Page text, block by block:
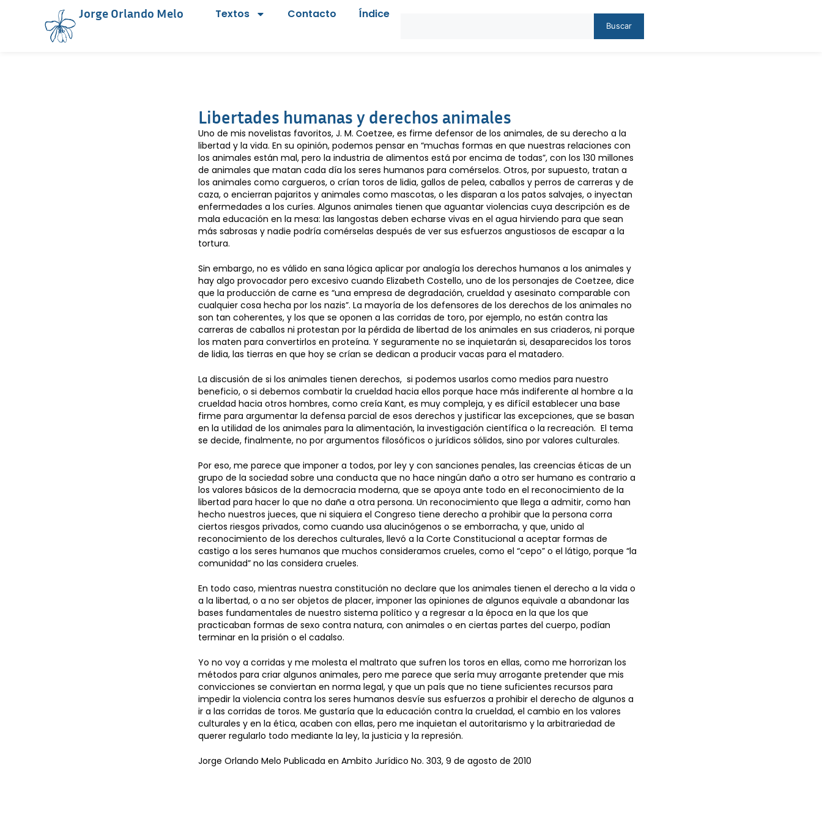
Jorge Orlando Melo Textos Contacto Índice
Buscar
Libertades humanas y derechos animales
Uno de mis novelistas favoritos, J. M. Coetzee, es firme defensor de los animales, de su derecho a la
libertad y la vida. En su opinión, podemos pensar en “muchas formas en que nuestras relaciones con
los animales están mal, pero la industria de alimentos está por encima de todas”, con los 130 millones
de animales que matan cada día los seres humanos para comérselos. Otros, por supuesto, tratan a
los animales como cargueros, o crían toros de lidia, gallos de pelea, caballos y perros de carreras y de
caza, o encierran pajaritos y animales como mascotas, o les disparan a los patos salvajes, o inyectan
enfermedades a los curíes. Algunos animales tienen que aguantar violencias cuya descripción es de
mala educación en la mesa: las langostas deben echarse vivas en el agua hirviendo para que sean
más sabrosas y nadie podría comérselas después de ver sus esfuerzos angustiosos de escapar a la
tortura.
Sin embargo, no es válido en sana lógica aplicar por analogía los derechos humanos a los animales y
hay algo provocador pero excesivo cuando Elizabeth Costello, uno de los personajes de Coetzee, dice
que la producción de carne es “una empresa de degradación, crueldad y asesinato comparable con
cualquier cosa hecha por los nazis”. La mayoría de los defensores de los derechos de los animales no
son tan coherentes, y los que se oponen a las corridas de toro, por ejemplo, no están contra las
carreras de caballos ni protestan por la pérdida de libertad de los animales en sus criaderos, ni porque
los maten para convertirlos en proteína. Y seguramente no se inquietarán si, desaparecidos los toros
de lidia, las tierras en que hoy se crían se dedican a producir vacas para el matadero.
La discusión de si los animales tienen derechos, si podemos usarlos como medios para nuestro
beneficio, o si debemos combatir la crueldad hacia ellos porque hace más indiferente al hombre a la
crueldad hacia otros hombres, como creía Kant, es muy compleja, y es difícil establecer una base
firme para argumentar la defensa parcial de esos derechos y justificar las excepciones, que se basan
en la utilidad de los animales para la alimentación, la investigación científica o la recreación. El tema
se decide, finalmente, no por argumentos filosóficos o jurídicos sólidos, sino por valores culturales.
Por eso, me parece que imponer a todos, por ley y con sanciones penales, las creencias éticas de un
grupo de la sociedad sobre una conducta que no hace ningún daño a otro ser humano es contrario a
los valores básicos de la democracia moderna, que se apoya ante todo en el reconocimiento de la
libertad para hacer lo que no dañe a otra persona. Un reconocimiento que llega a admitir, como han
hecho nuestros jueces, que ni siquiera el Congreso tiene derecho a prohibir que la persona corra
ciertos riesgos privados, como cuando usa alucinógenos o se emborracha, y que, unido al
reconocimiento de los derechos culturales, llevó a la Corte Constitucional a aceptar formas de
castigo a los seres humanos que muchos consideramos crueles, como el “cepo” o el látigo, porque “la
comunidad” no las considera crueles.
En todo caso, mientras nuestra constitución no declare que los animales tienen el derecho a la vida o
a la libertad, o a no ser objetos de placer, imponer las opiniones de algunos equivale a abandonar las
bases fundamentales de nuestro sistema político y a regresar a la época en la que los que
practicaban formas de sexo contra natura, con animales o en ciertas partes del cuerpo, podían
terminar en la prisión o el cadalso.
Yo no voy a corridas y me molesta el maltrato que sufren los toros en ellas, como me horrorizan los
métodos para criar algunos animales, pero me parece que sería muy arrogante pretender que mis
convicciones se conviertan en norma legal, y que un país que no tiene suficientes recursos para
impedir la violencia contra los seres humanos desvíe sus esfuerzos a prohibir el derecho de algunos a
ir a las corridas de toros. Me gustaría que la educación contra la crueldad, el cambio en los valores
culturales y en la ética, acaben con ellas, pero me inquietan el autoritarismo y la arbitrariedad de
querer regularlo todo mediante la ley, la justicia y la represión.
Jorge Orlando Melo Publicada en Ambito Jurídico No. 303, 9 de agosto de 2010